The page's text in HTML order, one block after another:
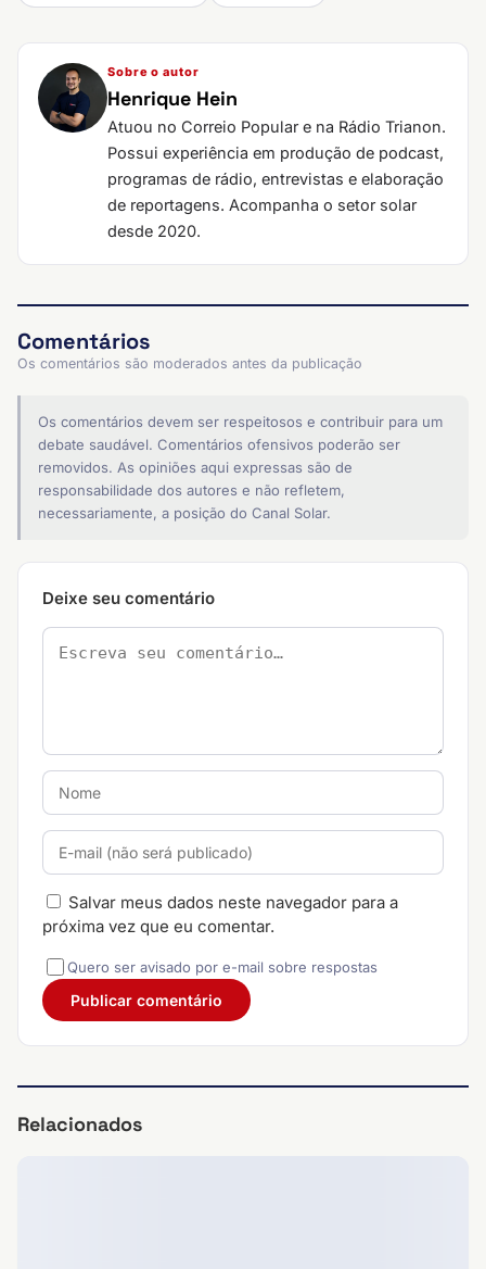
Sobre o autor
Henrique Hein
Atuou no Correio Popular e na Rádio Trianon.
Possui experiência em produção de podcast,
programas de rádio, entrevistas e elaboração
de reportagens. Acompanha o setor solar
desde 2020.
Comentários
Os comentários são moderados antes da publicação
Os comentários devem ser respeitosos e contribuir para um
debate saudável. Comentários ofensivos poderão ser
removidos. As opiniões aqui expressas são de
responsabilidade dos autores e não refletem,
necessariamente, a posição do Canal Solar.
Deixe seu comentário
Salvar meus dados neste navegador para a
próxima vez que eu comentar.
Quero ser avisado por e-mail sobre respostas
Relacionados